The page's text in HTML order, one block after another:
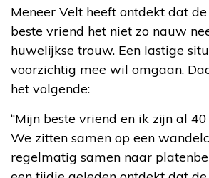
Meneer Velt heeft ontdekt dat
beste vriend het niet zo nauw
huwelijkse trouw. Een lastige
voorzichtig mee wil omgaan.
het volgende:
“Mijn beste vriend en ik zijn al
We zitten samen op een
regelmatig samen naar